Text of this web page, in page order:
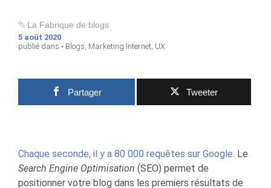
La Fabrique de blogs
5 août 2020
publié dans • Blogs, Marketing Internet, UX
Partager Tweeter
Chaque seconde, il y a 80 000 requêtes sur Google. Le
Search Engine Optimisation (SEO) permet de
positionner votre blog dans les premiers résultats de